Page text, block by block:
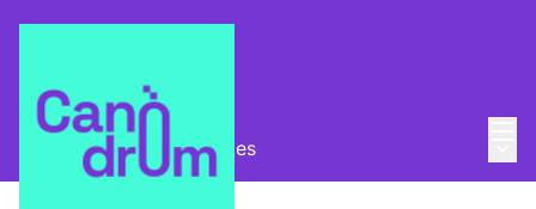
Pla Estratègic Propostes